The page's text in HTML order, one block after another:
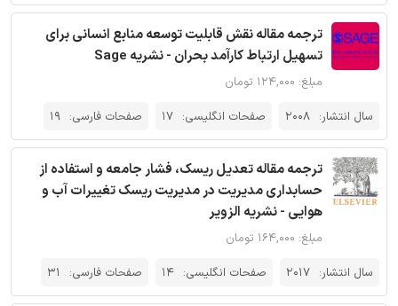
ترجمه مقاله نقش قابلیت توسعه منابع انسانی برای
تسهیل ارتباط کارآمد بحران - نشریه Sage
مبلغ: ۱۲۴,۰۰۰ تومان
سال انتشار: 2008 صفحات انگلیسی: 17 صفحات فارسی: 19
ترجمه مقاله تعدیل ریسک، فشار جامعه و استفاده از
حسابداری مدیریت در مدیریت ریسک تغییرات آب و
هوایی - نشریه الزویر
مبلغ: ۱۶۴,۰۰۰ تومان
سال انتشار: 2017 صفحات انگلیسی: 14 صفحات فارسی: 31